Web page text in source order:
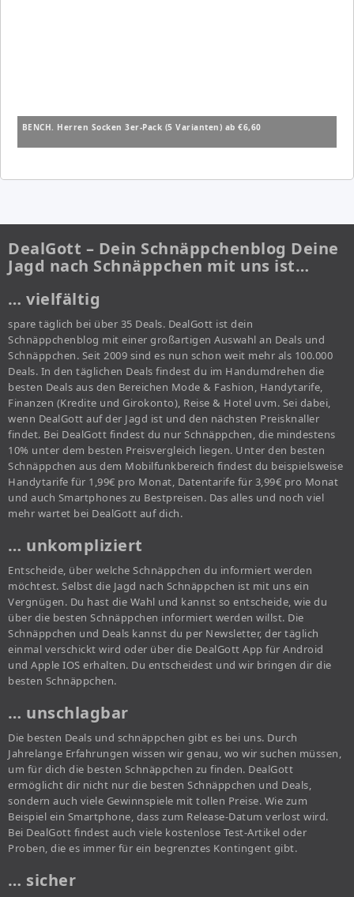
BENCH. Herren Socken 3er-Pack (5 Varianten) ab €6,60
DealGott – Dein Schnäppchenblog Deine
Jagd nach Schnäppchen mit uns ist…
… vielfältig
spare täglich bei über 35 Deals. DealGott ist dein
Schnäppchenblog mit einer großartigen Auswahl an Deals und
Schnäppchen. Seit 2009 sind es nun schon weit mehr als 100.000
Deals. In den täglichen Deals findest du im Handumdrehen die
besten Deals aus den Bereichen Mode & Fashion, Handytarife,
Finanzen (Kredite und Girokonto), Reise & Hotel uvm. Sei dabei,
wenn DealGott auf der Jagd ist und den nächsten Preisknaller
findet. Bei DealGott findest du nur Schnäppchen, die mindestens
10% unter dem besten Preisvergleich liegen. Unter den besten
Schnäppchen aus dem Mobilfunkbereich findest du beispielsweise
Handytarife für 1,99€ pro Monat, Datentarife für 3,99€ pro Monat
und auch Smartphones zu Bestpreisen. Das alles und noch viel
mehr wartet bei DealGott auf dich.
… unkompliziert
Entscheide, über welche Schnäppchen du informiert werden
möchtest. Selbst die Jagd nach Schnäppchen ist mit uns ein
Vergnügen. Du hast die Wahl und kannst so entscheide, wie du
über die besten Schnäppchen informiert werden willst. Die
Schnäppchen und Deals kannst du per Newsletter, der täglich
einmal verschickt wird oder über die DealGott App für Android
und Apple IOS erhalten. Du entscheidest und wir bringen dir die
besten Schnäppchen.
… unschlagbar
Die besten Deals und schnäppchen gibt es bei uns. Durch
Jahrelange Erfahrungen wissen wir genau, wo wir suchen müssen,
um für dich die besten Schnäppchen zu finden. DealGott
ermöglicht dir nicht nur die besten Schnäppchen und Deals,
sondern auch viele Gewinnspiele mit tollen Preise. Wie zum
Beispiel ein Smartphone, dass zum Release-Datum verlost wird.
Bei DealGott findest auch viele kostenlose Test-Artikel oder
Proben, die es immer für ein begrenztes Kontingent gibt.
… sicher